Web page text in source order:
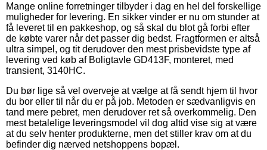
Mange online forretninger tilbyder i dag en hel del forskellige
muligheder for levering. En sikker vinder er nu om stunder at
få leveret til en pakkeshop, og så skal du blot gå forbi efter
de købte varer når det passer dig bedst. Fragtformen er altså
ultra simpel, og tit derudover den mest prisbevidste type af
levering ved køb af Boligtavle GD413F, monteret, med
transient, 3140HC.
Du bør lige så vel overveje at vælge at få sendt hjem til hvor
du bor eller til når du er på job. Metoden er sædvanligvis en
tand mere pebret, men derudover ret så overkommelig. Den
mest betalelige leveringsmodel vil dog altid vise sig at være
at du selv henter produkterne, men det stiller krav om at du
befinder dig nærved netshoppens bopæl.